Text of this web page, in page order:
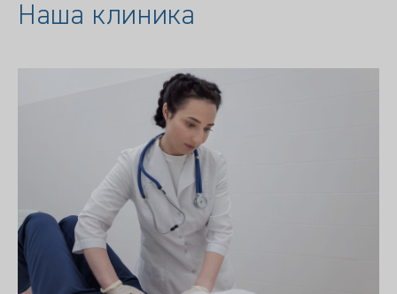
Наша клиника